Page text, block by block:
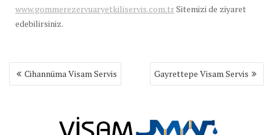
www.gommerezervuaryetkiliservis.com.trSitemizi de ziyaret
edebilirsiniz.
Yazı
gezinmesi
Cihannüma Visam Servis Gayrettepe Visam Servis